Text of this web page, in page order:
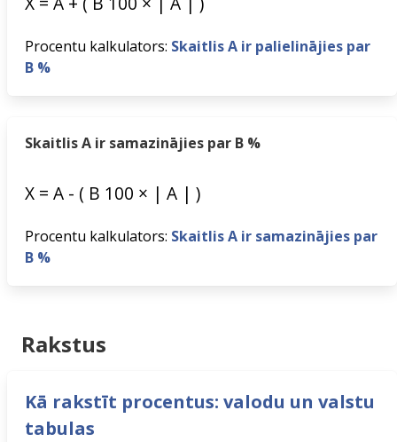
Procentu kalkulators: Skaitlis A ir palielinājies par
B %
Skaitlis A ir samazinājies par B %
X = A - ( B 100 × | A | )
Procentu kalkulators: Skaitlis A ir samazinājies par
B %
Rakstus
Kā rakstīt procentus: valodu un valstu
tabulas